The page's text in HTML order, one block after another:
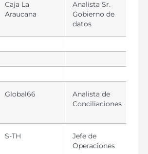
Caja La
Araucana
Analista Sr.
Gobierno de
datos
Global66
Analista de
Conciliaciones
S-TH
Jefe de
Operaciones